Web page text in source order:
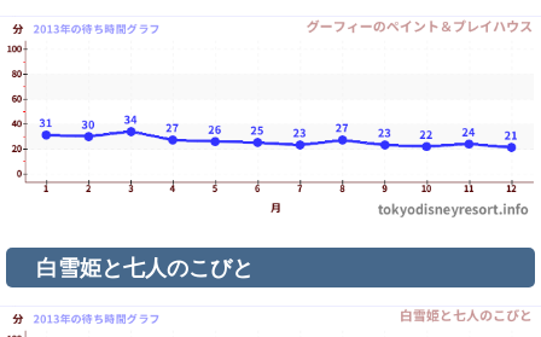
白雪姫と七人のこびと